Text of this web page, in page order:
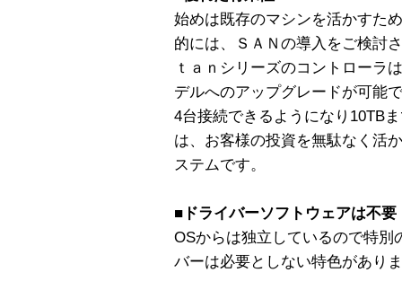
始めは既存のマシンを活かすた
的には、ＳＡＮの導入をご検討
ｔａｎシリーズのコントローラ
デルへのアップグレードが可能
4台接続できるようになり10TB
は、お客様の投資を無駄なく活
ステムです。
■ドライバーソフトウェアは不要
OSからは独立しているので特
バーは必要としない特色があり